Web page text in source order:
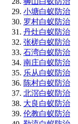
小塘白蚁防治
罗村白蚁防治
丹灶白蚁防治
张槎白蚁防治
石湾白蚁防治
南庄白蚁防治
乐从白蚁防治
陈村白蚁防治
北滘白蚁防治
大良白蚁防治
伦教白蚁防治